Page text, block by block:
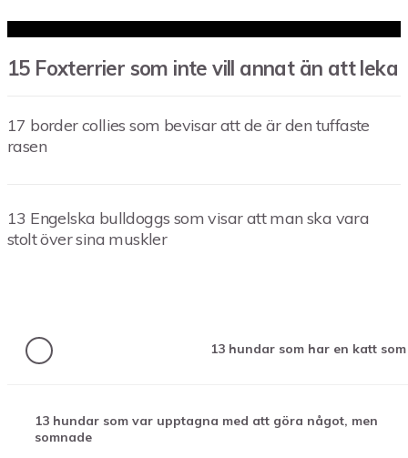
15 Foxterrier som inte vill annat än att leka
17 border collies som bevisar att de är den tuffaste
rasen
13 Engelska bulldoggs som visar att man ska vara
stolt över sina muskler
13 hundar som har en katt som
13 hundar som var upptagna med att göra något, men
somnade